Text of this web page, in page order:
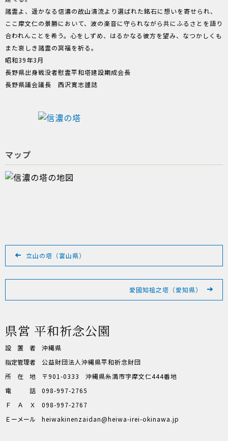
諸霊よ、遥かなる信濃の故山清流より選ばれた銘石に想いを寄せられ、
ここ摩文仁の景勝において、波の楽音に守られながら共にふるさとを語り
合われんことを希う。心をしずめ、はるかなる彼方を望み、なつかしくも
また哀しき諸霊の冥福を祈る。
昭和39年3月
長野県出身戦没者慰霊平和塔建設期成会長
長野県議会議長 西沢寛志謹誌
マップ
ナ
ー
ョ
ン
立山の塔（富山県）
愛國知祖之塔（愛知県）
県営 平和祈念公園
設置者 沖縄県
指定管理者
公益財団法人沖縄県平和祈念財団
所在地
〒901-0333
沖縄県糸満市字摩文仁444番地
電話098-997-2765
ＦＡＸ 098-997-2767
Ｅーメール
heiwakinenzaidan heiwa-irei-okinawa.jp